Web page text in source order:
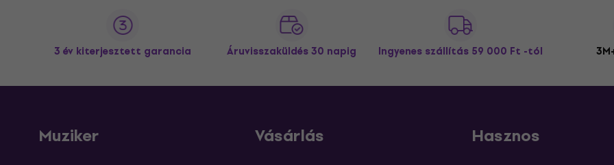
3 év kiterjesztett garancia Áruvisszaküldés 30 napig Ingyenes szállítás 59 000 Ft -tól
Muziker Vásárlás Hasznos